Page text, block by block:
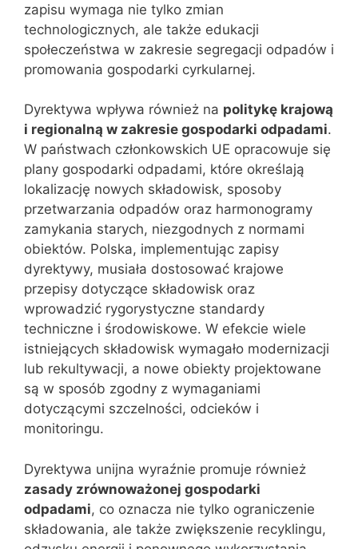
zapisu wymaga nie tylko zmian
technologicznych, ale także edukacji
społeczeństwa w zakresie segregacji odpadów i
promowania gospodarki cyrkularnej.
Dyrektywa wpływa również na politykę krajową
i regionalną w zakresie gospodarki odpadami.
W państwach członkowskich UE opracowuje się
plany gospodarki odpadami, które określają
lokalizację nowych składowisk, sposoby
przetwarzania odpadów oraz harmonogramy
zamykania starych, niezgodnych z normami
obiektów. Polska, implementując zapisy
dyrektywy, musiała dostosować krajowe
przepisy dotyczące składowisk oraz
wprowadzić rygorystyczne standardy
techniczne i środowiskowe. W efekcie wiele
istniejących składowisk wymagało modernizacji
lub rekultywacji, a nowe obiekty projektowane
są w sposób zgodny z wymaganiami
dotyczącymi szczelności, odcieków i
monitoringu.
Dyrektywa unijna wyraźnie promuje również
zasady zrównoważonej gospodarki
odpadami, co oznacza nie tylko ograniczenie
składowania, ale także zwiększenie recyklingu,